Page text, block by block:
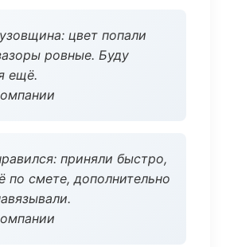
цвет попали
ровные. Буду
ещё.
приняли быстро,
по смете, дополнительно